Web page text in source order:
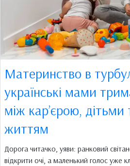
Материнство в
українські мами
між кар’єрою,
життям
Дорога читачко, уяви: ранковий
відкрити очі, а маленький голос уже